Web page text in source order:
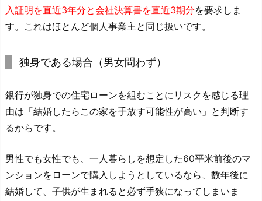
入証明を直近3年分と会社決算書を直近3期分を要求しま
す。これはほとんど個人事業主と同じ扱いです。
独身である場合（男女問わず）
銀行が独身での住宅ローンを組むことにリスクを感じる理
由は「結婚したらこの家を手放す可能性が高い」と判断す
るからです。
男性でも女性でも、一人暮らしを想定した60平米前後のマ
ンションをローンで購入しようとしているなら、数年後に
結婚して、子供が生まれると必ず手狭になってしまいま